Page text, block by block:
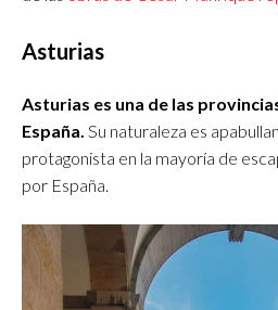
Asturias
Asturias es una de las
España. Su naturaleza es
protagonista en la mayoría de
por España.